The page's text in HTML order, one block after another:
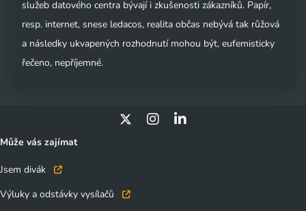
služeb datového centra bývají i zkušenosti zákazníků. Papír,
resp. internet, snese ledacos, realita občas nebývá tak růžová
a následky ukvapených rozhodnutí mohou být, eufemisticky
řečeno, nepříjemné.
Může vás zajímat
Jsem divák
Výluky a odstávky vysílačů